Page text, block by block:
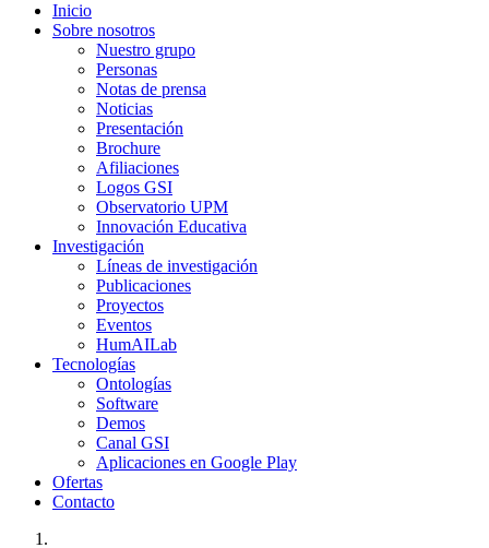
Inicio
Sobre nosotros
Nuestro grupo
Personas
Notas de prensa
Noticias
Presentación
Brochure
Afiliaciones
Logos GSI
Observatorio UPM
Innovación Educativa
Investigación
Líneas de investigación
Publicaciones
Proyectos
Eventos
HumAILab
Tecnologías
Ontologías
Software
Demos
Canal GSI
Aplicaciones en Google Play
Ofertas
Contacto